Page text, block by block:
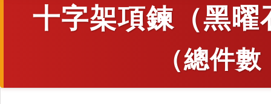
十字架項鍊（黑
（總件數